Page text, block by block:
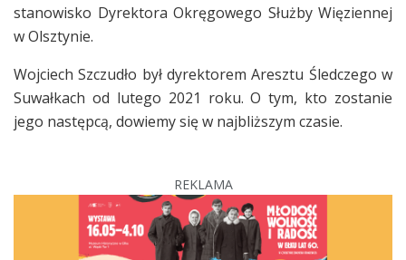
stanowisko Dyrektora Okręgowego Służby Więziennej
w Olsztynie.
Wojciech Szczudło był dyrektorem Aresztu Śledczego w
Suwałkach od lutego 2021 roku. O tym, kto zostanie
jego następcą, dowiemy się w najbliższym czasie.
REKLAMA